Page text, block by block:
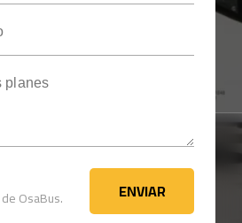
de OsaBus. ENVIAR
ENVIAR